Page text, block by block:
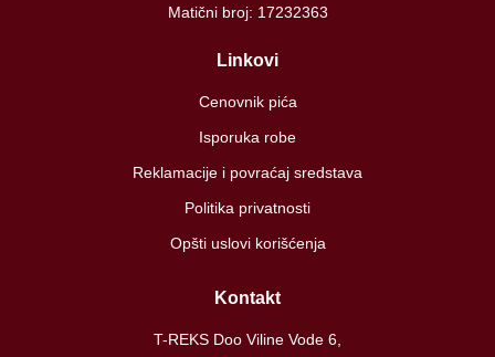
Matični broj: 17232363
Linkovi
Cenovnik pića
Isporuka robe
Reklamacije i povraćaj sredstava
Politika privatnosti
Opšti uslovi korišćenja
Kontakt
T-REKS Doo Viline Vode 6,